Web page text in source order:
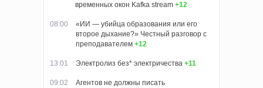
временных окон Kafka stream +12
08:00
«ИИ — убийца образования или его
второе дыхание?» Честный разговор с
преподавателем +12
13:01 Электролиз без* электричества +11
09:02
Агентов не должны писать